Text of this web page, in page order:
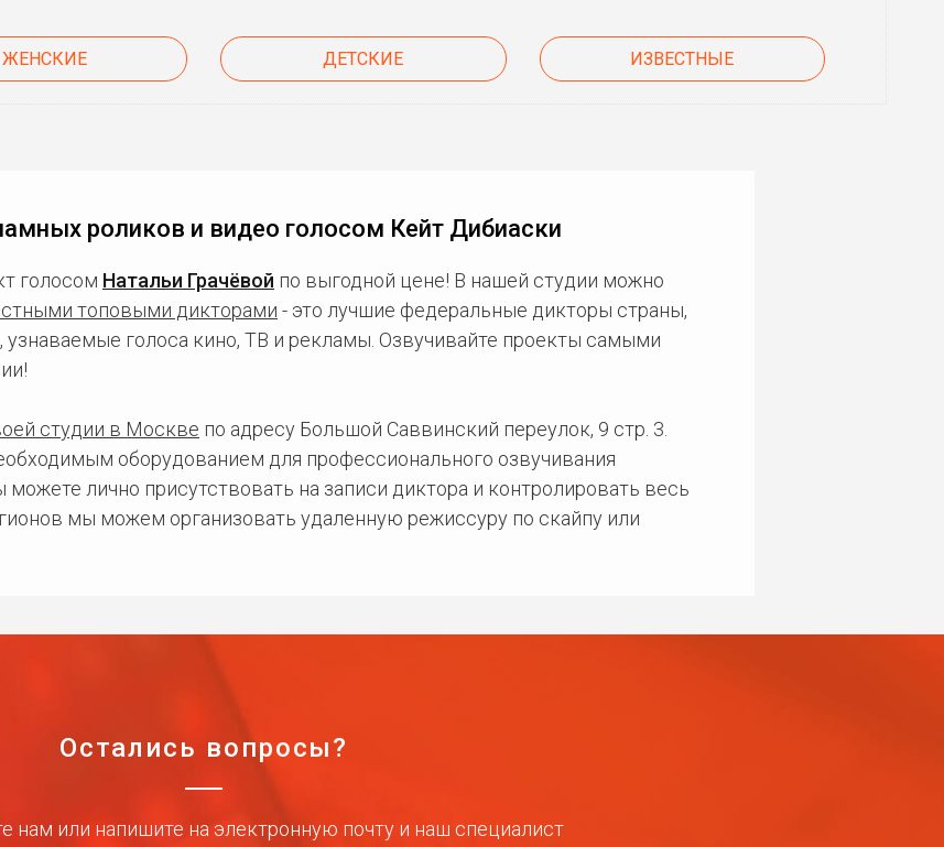
ЖЕНСКИЕ ДЕТСКИЕ ИЗВЕСТНЫЕ
роликов и видео голосом Кейт Дибиаски
голосом Натальи Грачёвой по выгодной цене! В нашей студии можно
топовыми дикторами - это лучшие федеральные дикторы страны,
узнаваемые голоса кино, ТВ и рекламы. Озвучивайте проекты самыми
студии в Москве по адресу Большой Саввинский переулок, 9 стр. 3.
оборудованием для профессионального озвучивания
лично присутствовать на записи диктора и контролировать весь
мы можем организовать удаленную режиссуру по скайпу или
Остались вопросы?
нам или напишите на электронную почту и наш специалист